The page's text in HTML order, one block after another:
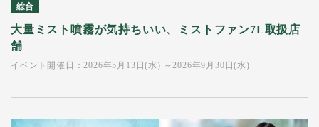
総合
大量ミスト噴霧が気持ちいい、ミストファン7L取扱店
舗
イベント開催日：2026年5月13日(水) ～2026年9月30日(水)